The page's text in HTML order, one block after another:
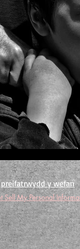
y wefan
Sell My Personal